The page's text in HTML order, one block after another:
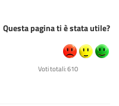
Questa pagina ti è stata utile?
Voti totali: 610